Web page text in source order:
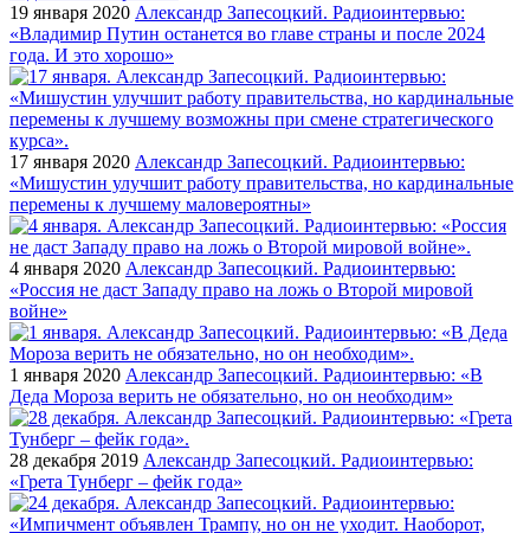
19 января 2020 Александр Запесоцкий. Радиоинтервью:
«Владимир Путин останется во главе страны и после 2024
года. И это хорошо»
17 января 2020 Александр Запесоцкий. Радиоинтервью:
«Мишустин улучшит работу правительства, но кардинальные
перемены к лучшему маловероятны»
4 января 2020 Александр Запесоцкий. Радиоинтервью:
«Россия не даст Западу право на ложь о Второй мировой
войне»
1 января 2020 Александр Запесоцкий. Радиоинтервью: «В
Деда Мороза верить не обязательно, но он необходим»
28 декабря 2019 Александр Запесоцкий. Радиоинтервью:
«Грета Тунберг – фейк года»